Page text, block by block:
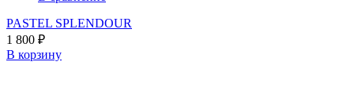
PASTEL SPLENDOUR
1 800 ₽
В корзину